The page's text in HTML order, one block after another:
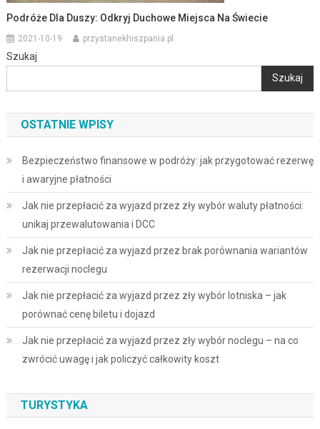
Podróże Dla Duszy: Odkryj Duchowe Miejsca Na Świecie
2021-10-19 przystanekhiszpania.pl
Szukaj
Szukaj
OSTATNIE WPISY
Bezpieczeństwo finansowe w podróży: jak przygotować rezerwę
i awaryjne płatności
Jak nie przepłacić za wyjazd przez zły wybór waluty płatności:
unikaj przewalutowania i DCC
Jak nie przepłacić za wyjazd przez brak porównania wariantów
rezerwacji noclegu
Jak nie przepłacić za wyjazd przez zły wybór lotniska – jak
porównać cenę biletu i dojazd
Jak nie przepłacić za wyjazd przez zły wybór noclegu – na co
zwrócić uwagę i jak policzyć całkowity koszt
TURYSTYKA